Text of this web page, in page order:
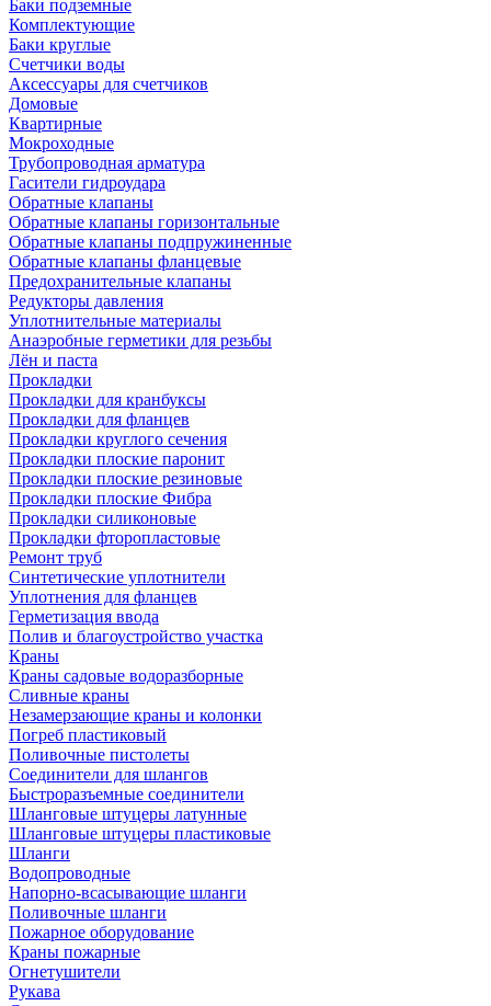
Баки подземные
Комплектующие
Баки круглые
Счетчики воды
Аксессуары для счетчиков
Домовые
Квартирные
Мокроходные
Трубопроводная арматура
Гасители гидроудара
Обратные клапаны
Обратные клапаны горизонтальные
Обратные клапаны подпружиненные
Обратные клапаны фланцевые
Предохранительные клапаны
Редукторы давления
Уплотнительные материалы
Анаэробные герметики для резьбы
Лён и паста
Прокладки
Прокладки для кранбуксы
Прокладки для фланцев
Прокладки круглого сечения
Прокладки плоские паронит
Прокладки плоские резиновые
Прокладки плоские Фибра
Прокладки силиконовые
Прокладки фторопластовые
Ремонт труб
Синтетические уплотнители
Уплотнения для фланцев
Герметизация ввода
Полив и благоустройство участка
Краны
Краны садовые водоразборные
Сливные краны
Незамерзающие краны и колонки
Погреб пластиковый
Поливочные пистолеты
Соединители для шлангов
Быстроразъемные соединители
Шланговые штуцеры латунные
Шланговые штуцеры пластиковые
Шланги
Водопроводные
Напорно-всасывающие шланги
Поливочные шланги
Пожарное оборудование
Краны пожарные
Огнетушители
Рукава